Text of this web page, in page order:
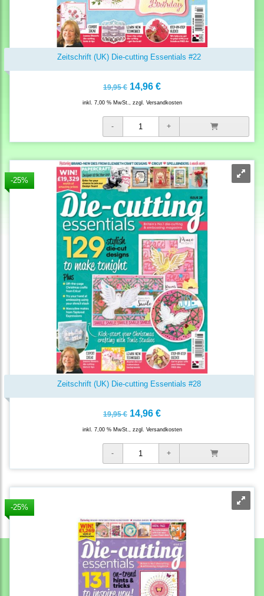
Zeitschrift (UK) Die-cutting Essentials #22
19,95 € 14,96 €
inkl. 7,00 % MwSt., zzgl. Versandkosten
-25%
Zeitschrift (UK) Die-cutting Essentials #28
19,95 € 14,96 €
inkl. 7,00 % MwSt., zzgl. Versandkosten
-25%